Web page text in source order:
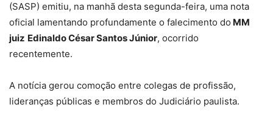
(SASP) emitiu, na manhã desta segunda-feira, uma nota
oficial lamentando profundamente o falecimento do MM
juiz Edinaldo César Santos Júnior, ocorrido
recentemente.
A notícia gerou comoção entre colegas de profissão,
lideranças públicas e membros do Judiciário paulista.